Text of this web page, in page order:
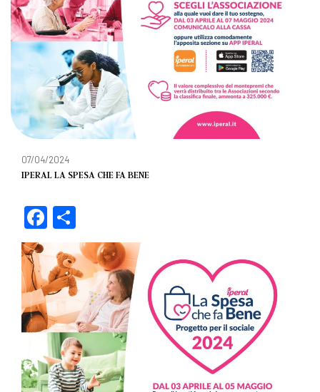
07/04/2024
IPERAL LA SPESA CHE FA BENE
F
c
e
b
o
o
k
o
n
di
vi
di